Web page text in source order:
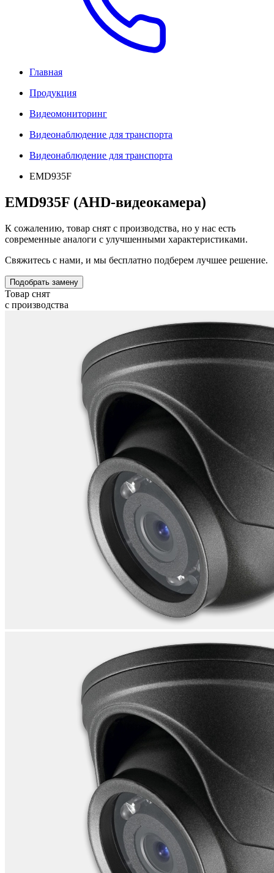
Главная
Продукция
Видеомониторинг
Видеонаблюдение для транспорта
Видеонаблюдение для транспорта
EMD935F
EMD935F (AHD-видеокамера)
К сожалению, товар снят с производства, но у нас есть
современные аналоги с улучшенными характеристиками.
Свяжитесь с нами, и мы бесплатно подберем лучшее решение.
Подобрать замену
Товар снят
с производства